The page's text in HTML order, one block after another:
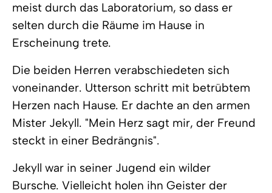
meist durch das Laboratorium, so dass er
selten durch die Räume im Hause in
Erscheinung trete.
Die beiden Herren verabschiedeten sich
voneinander. Utterson schritt mit betrübtem
Herzen nach Hause. Er dachte an den armen
Mister Jekyll. "Mein Herz sagt mir, der Freund
steckt in einer Bedrängnis".
Jekyll war in seiner Jugend ein wilder
Bursche. Vielleicht holen ihn Geister der